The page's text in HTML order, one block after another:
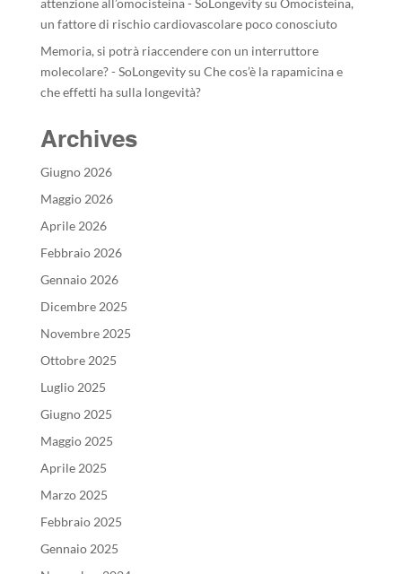
attenzione all’omocisteina - SoLongevitysu Omocisteina,
un fattore di rischio cardiovascolare poco conosciuto
Memoria, si potrà riaccendere con un interruttore
molecolare? - SoLongevitysu Che cos’è la rapamicina e
che effetti ha sulla longevità?
Archives
Giugno 2026
Maggio 2026
Aprile 2026
Febbraio 2026
Gennaio 2026
Dicembre 2025
Novembre 2025
Ottobre 2025
Luglio 2025
Giugno 2025
Maggio 2025
Aprile 2025
Marzo 2025
Febbraio 2025
Gennaio 2025